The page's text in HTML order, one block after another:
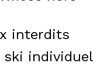
interdits
ski individuel